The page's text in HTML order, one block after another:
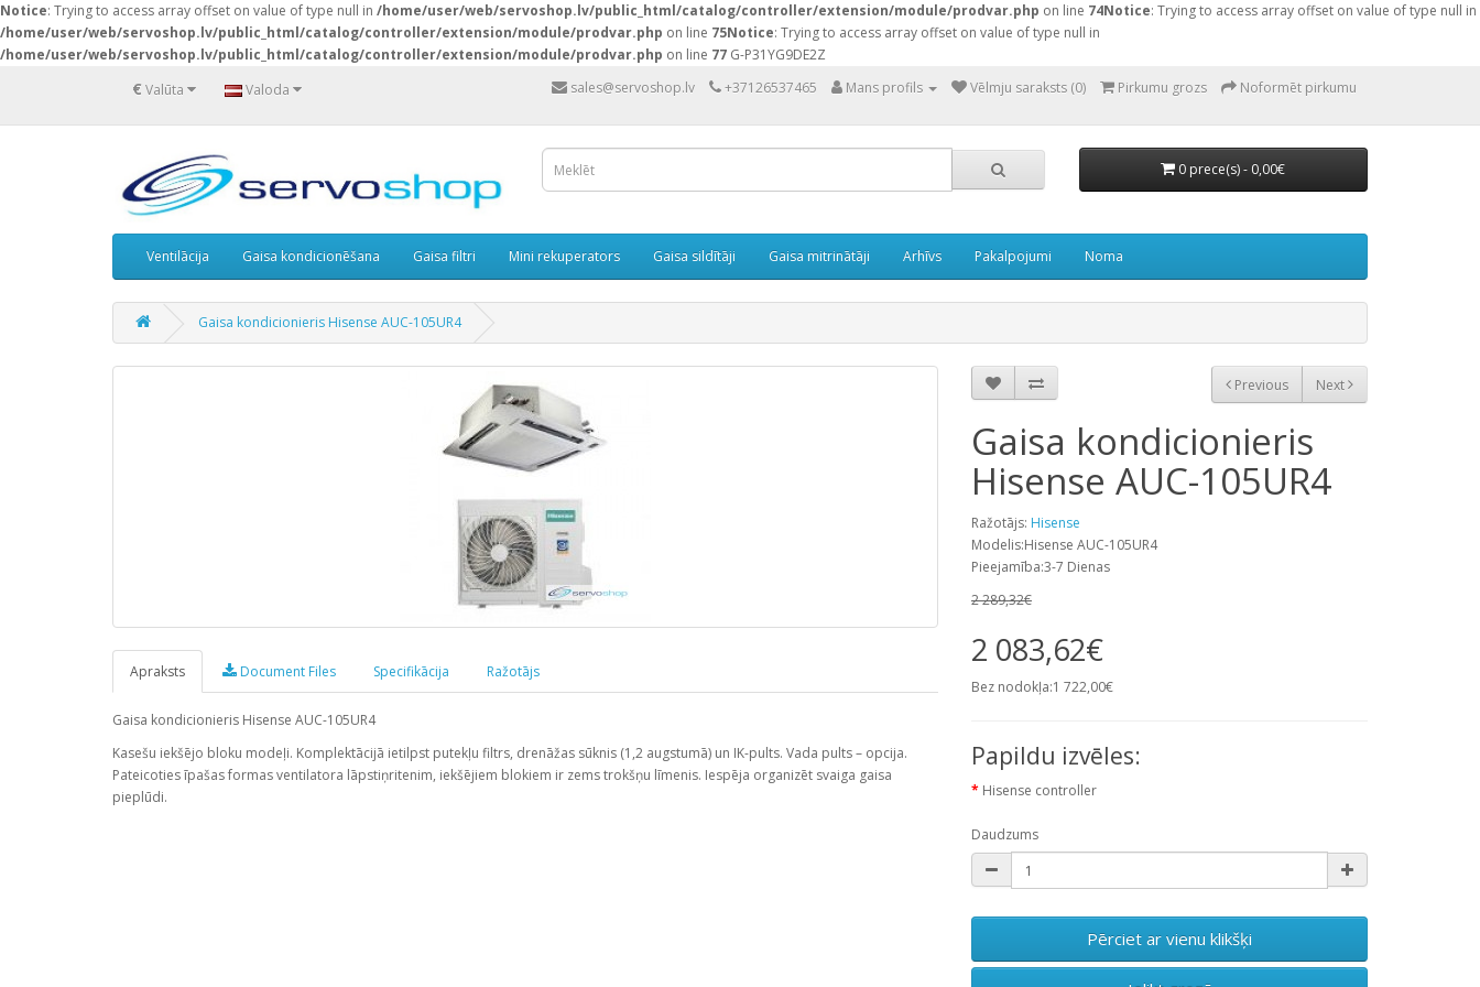
Notice: Trying to access array offset on value of type null in /home/user/web/servoshop.lv/public_html/catalog/controller/extension/module/prodvar.php on line 74Notice: Trying to access array offset on value of type null in
/home/user/web/servoshop.lv/public_html/catalog/controller/extension/module/prodvar.php on line 75Notice: Trying to access array offset on value of type null in
/home/user/web/servoshop.lv/public_html/catalog/controller/extension/module/prodvar.php on line 77 G-P31YG9DE2Z
€ Valūta Valoda sales@servoshop.lv +37126537465 Mans profils Vēlmju saraksts (0) Pirkumu grozs Noformēt pirkumu
0 prece(s) - 0,00€
Ventilācija Gaisa kondicionēšana Gaisa filtri Mini rekuperators Gaisa sildītāji Gaisa mitrinātāji Arhīvs Pakalpojumi Noma
Gaisa kondicionieris Hisense AUC-105UR4
Apraksts Document Files Specifikācija Ražotājs
Gaisa kondicionieris Hisense AUC-105UR4
Kasešu iekšējo bloku modeļi. Komplektācijā ietilpst putekļu filtrs, drenāžas sūknis (1,2 augstumā) un IK-pults. Vada pults – opcija.
Pateicoties īpašas formas ventilatora lāpstiņritenim, iekšējiem blokiem ir zems trokšņu līmenis. Iespēja organizēt svaiga gaisa
pieplūdi.
Previous Next
Gaisa kondicionieris
Hisense AUC-105UR4
Ražotājs: Hisense
Modelis:Hisense AUC-105UR4
Pieejamība:3-7 Dienas
2 289,32€
2 083,62€
Bez nodokļa:1 722,00€
Papildu izvēles:
Hisense controller
Daudzums
Pērciet ar vienu klikšķi